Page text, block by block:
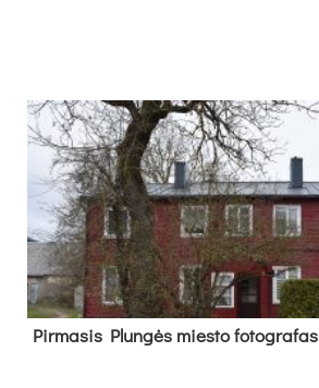
Pir­ma­sis Plun­gės mies­to fo­tog­ra­fas